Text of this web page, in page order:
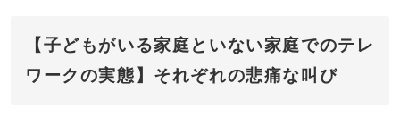
【子どもがいる家庭といない家庭でのテレ
ワークの実態】それぞれの悲痛な叫び